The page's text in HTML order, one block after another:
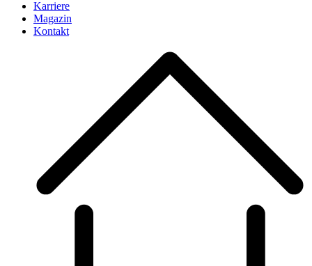
Karriere
Magazin
Kontakt